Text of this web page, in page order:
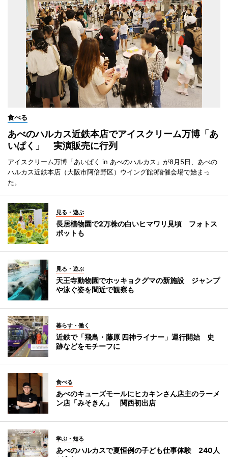
食べる
あべのハルカス近鉄本店でアイスクリーム万博「あ
いぱく」 実演販売に行列
アイスクリーム万博「あいぱく in あべのハルカス」が8月5日、あべの
ハルカス近鉄本店（大阪市阿倍野区）ウイング館9階催会場で始まっ
た。
見る・遊ぶ
長居植物園で2万株の白いヒマワリ見頃 フォトス
ポットも
見る・遊ぶ
天王寺動物園でホッキョクグマの新施設 ジャンプ
や泳ぐ姿を間近で観察も
暮らす・働く
近鉄で「飛鳥・藤原 四神ライナー」運行開始 史
跡などをモチーフに
食べる
あべのキューズモールにヒカキンさん店主のラーメ
ン店「みそきん」 関西初出店
学ぶ・知る
あべのハルカスで夏恒例の子ども仕事体験 240人